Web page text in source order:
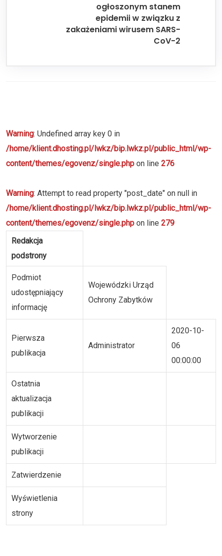
ogłoszonym stanem
epidemii w związku z
zakażeniami wirusem SARS-
CoV-2
Warning: Undefined array key 0 in
/home/klient.dhosting.pl/lwkz/bip.lwkz.pl/public_html/wp-
content/themes/egovenz/single.php on line 276
Warning: Attempt to read property "post_date" on null in
/home/klient.dhosting.pl/lwkz/bip.lwkz.pl/public_html/wp-
content/themes/egovenz/single.php on line 279
Redakcja
podstrony
Podmiot
udostępniający
informację
Wojewódzki Urząd
Ochrony Zabytków
Pierwsza
publikacja
Administrator
2020-10-
06
00:00:00
Ostatnia
aktualizacja
publikacji
Wytworzenie
publikacji
Zatwierdzenie
Wyświetlenia
strony